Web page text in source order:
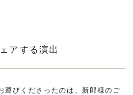
アする演出
運びくださったのは、新郎様のご